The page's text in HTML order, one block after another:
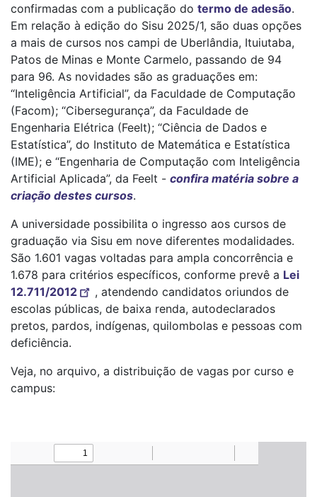
confirmadas com a publicação do termo de adesão.
Em relação à edição do Sisu 2025/1, são duas opções
a mais de cursos nos campi de Uberlândia, Ituiutaba,
Patos de Minas e Monte Carmelo, passando de 94
para 96. As novidades são as graduações em:
“Inteligência Artificial”, da Faculdade de Computação
(Facom); “Cibersegurança”, da Faculdade de
Engenharia Elétrica (Feelt); “Ciência de Dados e
Estatística”, do Instituto de Matemática e Estatística
(IME); e “Engenharia de Computação com Inteligência
Artificial Aplicada”, da Feelt - confira matéria sobre a
criação destes cursos.
A universidade possibilita o ingresso aos cursos de
graduação via Sisu em nove diferentes modalidades.
São 1.601 vagas voltadas para ampla concorrência e
1.678 para critérios específicos, conforme prevê a Lei
12.711/2012
, atendendo candidatos oriundos de
escolas públicas, de baixa renda, autodeclarados
pretos, pardos, indígenas, quilombolas e pessoas com
deficiência.
Veja, no arquivo, a distribuição de vagas por curso e
campus: